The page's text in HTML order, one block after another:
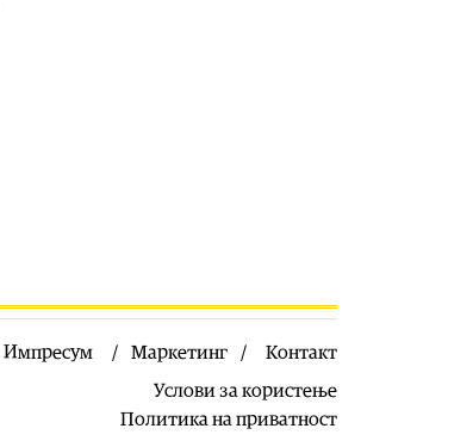
07.08.2026
Живот|
Не ги игнорирајте овие
сериозен дефект
07.08.2026
Импресум Маркетинг
Контакт
Услови за користење
Политика на приватност